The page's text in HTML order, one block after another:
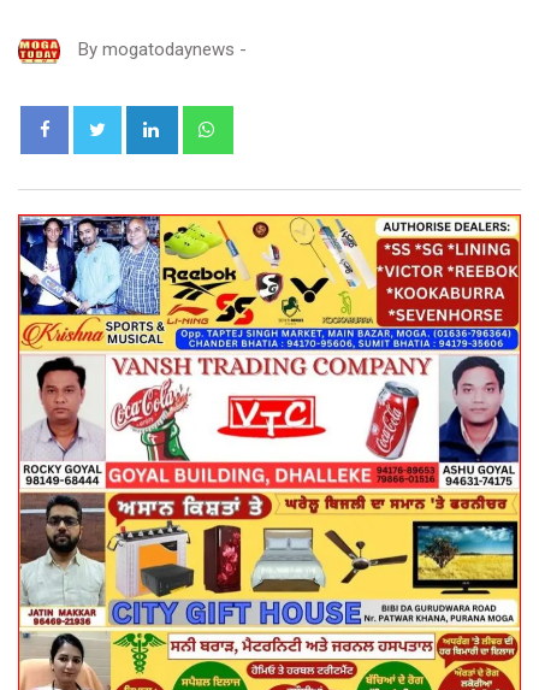
By mogatodaynews -
LinkedIn